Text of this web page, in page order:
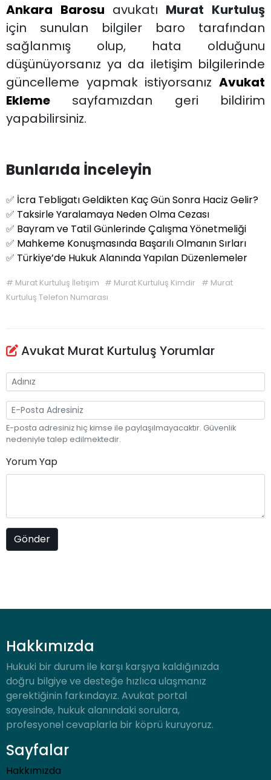
Ankara Barosu avukatı Murat Kurtuluş
için sunulan bilgiler baro tarafından
sağlanmış olup, hata olduğunu
düşünüyorsanız ya da iletişim bilgilerinde
güncelleme yapmak istiyorsanız Avukat
Ekleme sayfamızdan geri bildirim
yapabilirsiniz.
Bunlarıda İnceleyin
✅ İcra Tebligatı Geldikten Kaç Gün Sonra Haciz Gelir?
✅ Taksirle Yaralamaya Neden Olma Cezası
✅ Bayram ve Tatil Günlerinde Çalışma Yönetmeliği
✅ Mahkeme Konuşmasında Başarılı Olmanın Sırları
✅ Türkiye’de Hukuk Alanında Yapılan Düzenlemeler
# Murat Kurtuluş İletişim # Murat Kurtuluş Kimdir # Murat
Kurtuluş Telefon Numarası
Avukat Murat Kurtuluş Yorumlar
E-posta adresiniz hiç kimse ile paylaşılmayacaktır. Güvenlik
nedeniyle talep edilmektedir.
Yorum Yap
Hakkımızda
Hukuki bir durum ile karşı karşıya kaldığınızda
doğru bilgiye ve desteğe hızlıca ulaşmanız
gerektiğinin farkındayız. Avukat portal
sayesinde, hukuk alanındaki sorulara,
profesyonel cevaplarla bir köprü kuruyoruz.
Sayfalar
Hakkımızda